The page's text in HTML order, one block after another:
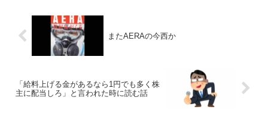
またAERAの今西か
「給料上げる金があるなら1円でも多く株
主に配当しろ」と言われた時に読む話